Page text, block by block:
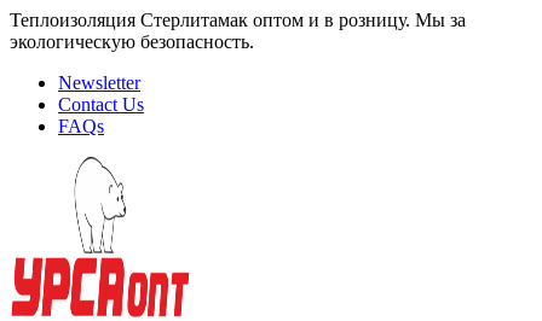
Теплоизоляция Стерлитамак оптом и в розницу. Мы за
экологическую безопасность.
Newsletter
Contact Us
FAQs